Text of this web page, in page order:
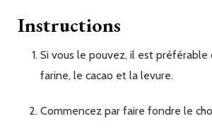
Instructions
Si vous le pouvez, il est préférable de tamiser la
farine, le cacao et la levure.
Commencez par faire fondre le